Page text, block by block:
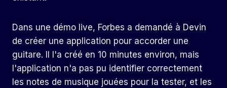
Dans une démo live, Forbes a demandé à Devin
de créer une application pour accorder une
guitare. Il l'a créé en 10 minutes environ, mais
l'application n'a pas pu identifier correctement
les notes de musique jouées pour la tester, et les